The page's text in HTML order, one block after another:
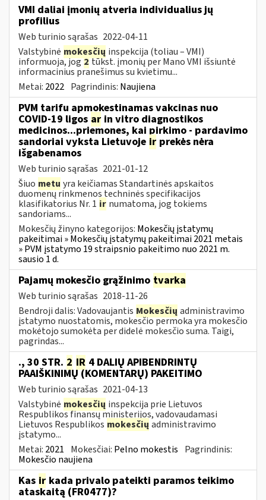
VMI daliai įmonių atveria individualius jų
profilius
Web turinio sąrašas 2022-04-11
Valstybinė mokesčių inspekcija (toliau – VMI)
informuoja, jog2tūkst. įmonių per Mano VMI išsiuntė
informacinius pranešimus su kvietimu...
Metai: 2022 Pagrindinis: Naujiena
PVM tarifu apmokestinamas vakcinas nuo
COVID-19 ligos ar in vitro diagnostikos
medicinos...priemones, kai pirkimo - pardavimo
sandoriai vyksta Lietuvoje ir prekės nėra
išgabenamos
Web turinio sąrašas 2021-01-12
Šiuo metu yra keičiamas Standartinės apskaitos
duomenų rinkmenos techninės specifikacijos
klasifikatorius Nr. 1 ir numatoma, jog tokiems
sandoriams...
Mokesčių žinyno kategorijos: Mokesčių įstatymų
pakeitimai » Mokesčių įstatymų pakeitimai 2021 metais
» PVM įstatymo 19 straipsnio pakeitimo nuo 2021 m.
sausio 1 d.
Pajamų mokesčio grąžinimo tvarka
Web turinio sąrašas 2018-11-26
Bendroji dalis: Vadovaujantis Mokesčių administravimo
įstatymo nuostatomis, mokesčio permoka yra mokesčio
mokėtojo sumokėta per didelė mokesčio suma. Taigi,
pagrindas...
., 30 STR. 2 IR 4 DALIŲ APIBENDRINTŲ
PAAIŠKINIMŲ (KOMENTARŲ) PAKEITIMO
Web turinio sąrašas 2021-04-13
Valstybinė mokesčių inspekcija prie Lietuvos
Respublikos finansų ministerijos, vadovaudamasi
Lietuvos Respublikos mokesčių administravimo
įstatymo...
Metai: 2021 Mokesčiai: Pelno mokestis Pagrindinis:
Mokesčio naujiena
Kas ir kada privalo pateikti paramos teikimo
ataskaitą (FR0477)?